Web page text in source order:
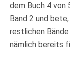
dem Buch 4 von
Band 2 und
restlichen
nämlich bereits